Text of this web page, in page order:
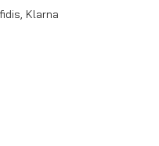
Klarna